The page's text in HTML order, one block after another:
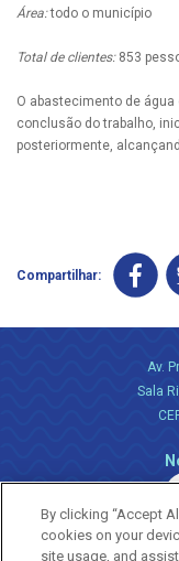
Área:todo o município
Total de clientes:853
O abastecimento de
conclusão do trabalho,
posteriormente,
Compartilhar:
Av.
Sala
By clicking “Accept
cookies on your
site usage, and